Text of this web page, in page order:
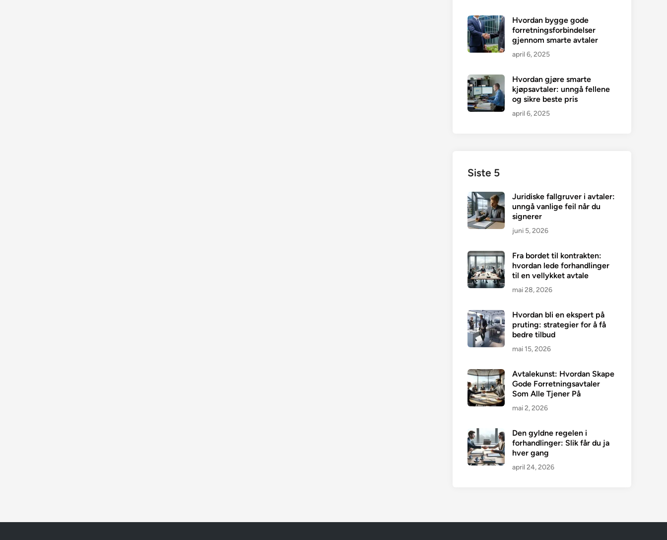
Hvordan bygge gode
forretningsforbindelser
gjennom smarte avtaler
april 6, 2025
Hvordan gjøre smarte
kjøpsavtaler: unngå fellene
og sikre beste pris
april 6, 2025
Siste 5
Juridiske fallgruver i avtaler:
unngå vanlige feil når du
signerer
juni 5, 2026
Fra bordet til kontrakten:
hvordan lede forhandlinger
til en vellykket avtale
mai 28, 2026
Hvordan bli en ekspert på
pruting: strategier for å få
bedre tilbud
mai 15, 2026
Avtalekunst: Hvordan Skape
Gode Forretningsavtaler
Som Alle Tjener På
mai 2, 2026
Den gyldne regelen i
forhandlinger: Slik får du ja
hver gang
april 24, 2026